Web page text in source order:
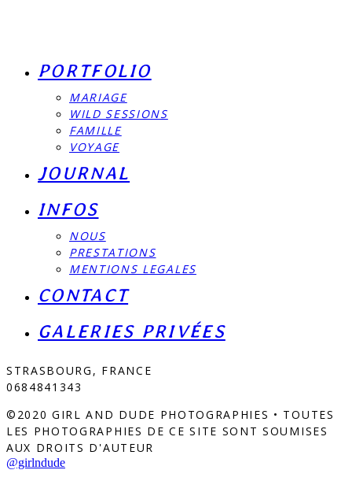
PORTFOLIO
MARIAGE
WILD SESSIONS
FAMILLE
VOYAGE
JOURNAL
INFOS
NOUS
PRESTATIONS
MENTIONS LEGALES
CONTACT
GALERIES PRIVÉES
STRASBOURG, FRANCE
0684841343
©2020 GIRL AND DUDE PHOTOGRAPHIES • TOUTES
LES PHOTOGRAPHIES DE CE SITE SONT SOUMISES
AUX DROITS D'AUTEUR
@girlndude